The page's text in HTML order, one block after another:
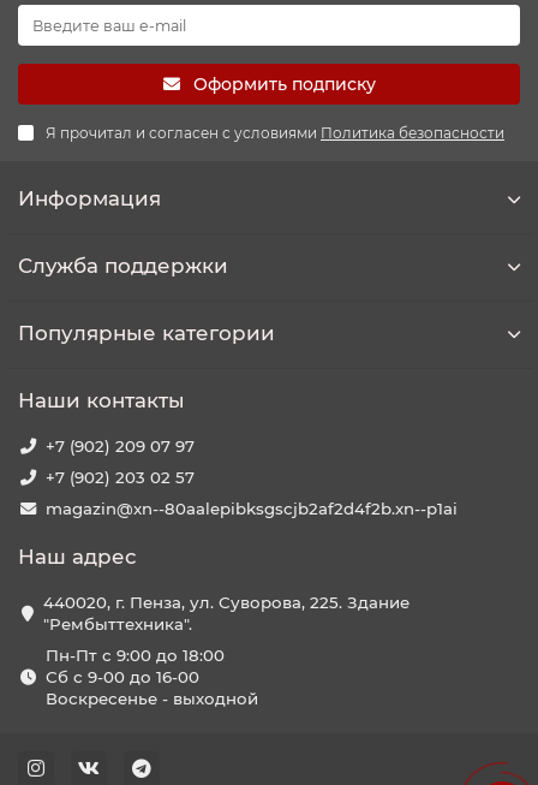
Оформить подписку
Я прочитал и согласен с условиями Политика безопасности
Информация
Служба поддержки
Популярные категории
Наши контакты
+7 (902) 209 07 97
+7 (902) 203 02 57
magazin@xn--80aalepibksgscjb2af2d4f2b.xn--p1ai
Наш адрес
440020, г. Пенза, ул. Суворова, 225. Здание
"Рембыттехника".
Пн-Пт с 9:00 до 18:00
Сб с 9-00 до 16-00
Воскресенье - выходной